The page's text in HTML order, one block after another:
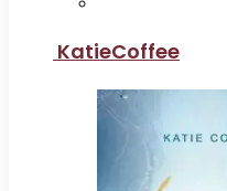
KatieCoffee